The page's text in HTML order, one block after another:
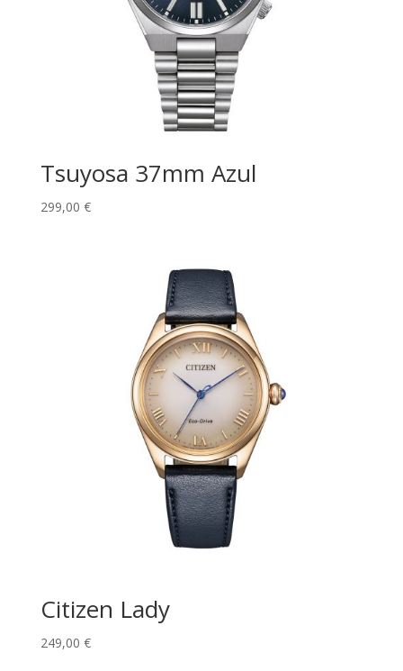
Tsuyosa 37mm Azul
299,00 €
Citizen Lady
249,00 €